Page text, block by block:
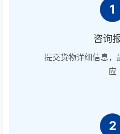
1
咨询
提交货物详细信息，
应
2